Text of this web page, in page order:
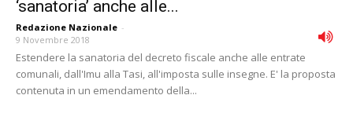
‘sanatoria’ anche alle...
Redazione Nazionale -
9 Novembre 2018
Estendere la sanatoria del decreto fiscale anche alle entrate
comunali, dall'Imu alla Tasi, all'imposta sulle insegne. E' la proposta
contenuta in un emendamento della...